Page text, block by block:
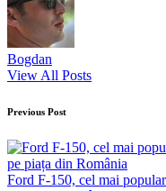
Bogdan
View All Posts
Post
navigation
Previous Post
Ford F-150, cel mai